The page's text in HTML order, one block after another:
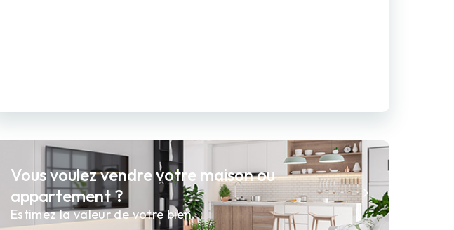
Vous voulez vendre votre maison ou
appartement ?
Estimez la valeur de votre bien.